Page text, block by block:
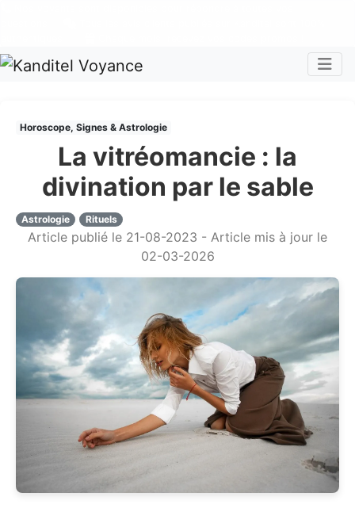
Horoscope, Signes & Astrologie
La vitréomancie : la
divination par le sable
Astrologie Rituels
Article publié le 21-08-2023 - Article mis à jour le
02-03-2026